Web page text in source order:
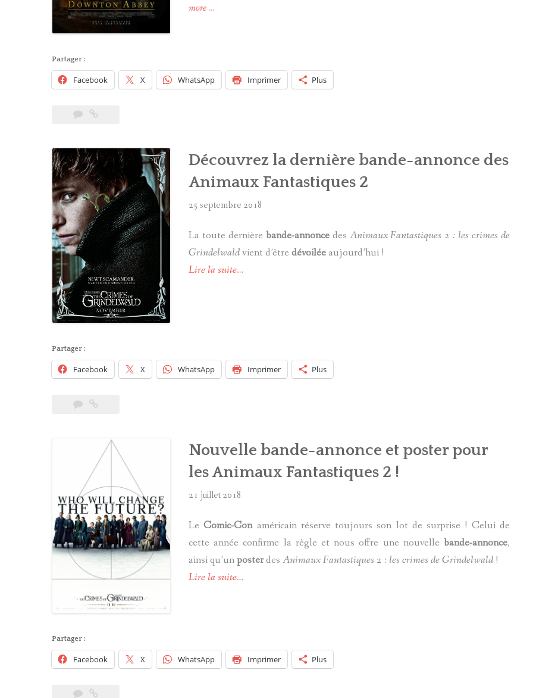
more« Bande-
Abbey
avec
…
Partager :
Facebook X WhatsApp Imprimer Plus
Découvrez la dernière bande-annonce des
Animaux Fantastiques 2
25 septembre 2018
La toute dernière bande-annoncedes Animaux Fantastiques 2 : les crimes de
Grindelwaldvient d’être dévoiléeaujourd’hui !
Lire la suite…
Partager :
Facebook X WhatsApp Imprimer Plus
Nouvelle bande-annonce et poster pour
les Animaux Fantastiques 2 !
21 juillet 2018
LeComic-Conaméricain réserve toujours son lot de surprise ! Celui de
cette année confirme la règle et nous offre une nouvelle bande-annonce,
ainsi qu’unposterdes Animaux Fantastiques 2 : les crimes de Grindelwald !
Lire la suite…
Partager :
Facebook X WhatsApp Imprimer Plus